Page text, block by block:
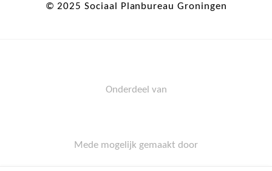
© 2025 Sociaal Planbureau Groningen
Onderdeel van
Mede mogelijk gemaakt door